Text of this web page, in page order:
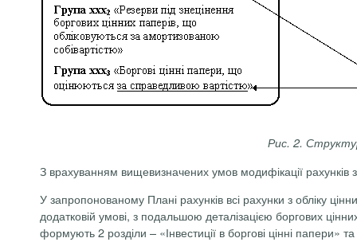
Рис. 2.
З врахуванням вищевизначених умов модифікації рахунків
У запропонованому Плані рахунків всі рахунки з обліку
додатковій умові, з подальшою деталізацією боргових
формують 2 розділи – «Інвестиції в боргові цінні папери»